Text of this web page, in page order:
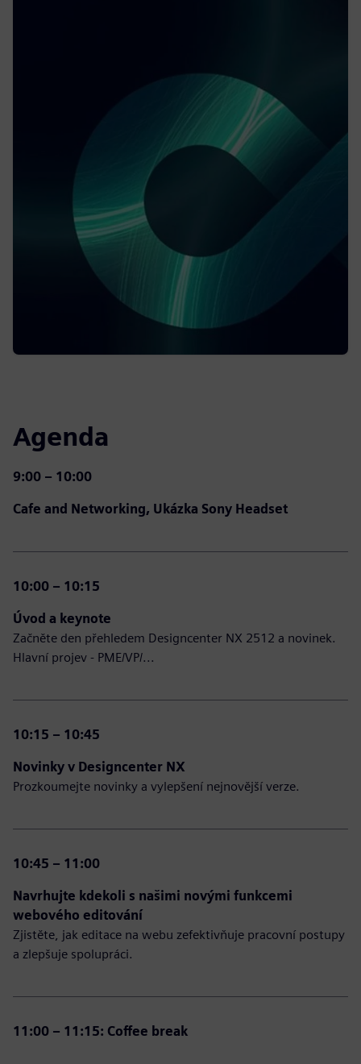
Agenda
9:00 – 10:00
Cafe and Networking, Ukázka Sony Headset
10:00 – 10:15
Úvod a keynote
Začněte den přehledem Designcenter NX 2512 a novinek.
Hlavní projev - PME/VP/...
10:15 – 10:45
Novinky v Designcenter NX
Prozkoumejte novinky a vylepšení nejnovější verze.
10:45 – 11:00
Navrhujte kdekoli s našimi novými funkcemi
webového editování
Zjistěte, jak editace na webu zefektivňuje pracovní postupy
a zlepšuje spolupráci.
11:00 – 11:15: Coffee break